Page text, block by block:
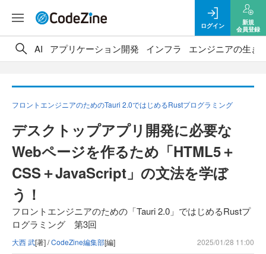
ログイン
新規
会員登録
AI アプリケーション開発 インフラ エンジニアの生き
フロントエンジニアのためのTauri 2.0ではじめるRustプログラミング
デスクトップアプリ開発に必要な
Webページを作るため「HTML5＋
CSS＋JavaScript」の文法を学ぼ
う！
フロントエンジニアのための「Tauri 2.0」ではじめるRustプ
ログラミング 第3回
大西 武[著] /CodeZine編集部[編] 2025/01/28 11:00